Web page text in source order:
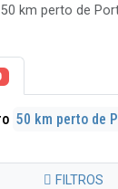
km perto de
50 km perto de
FILTROS